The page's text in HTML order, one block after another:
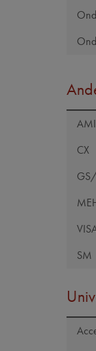
AMI
CX
SM